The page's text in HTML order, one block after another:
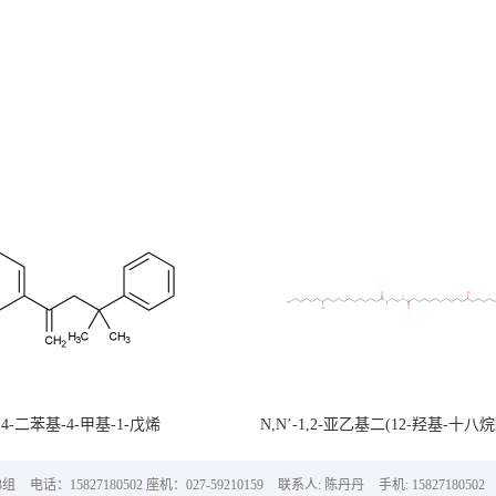
二苯基-4-甲基-1-戊烯 N,N’-1,2-亚乙基二(12-羟基-十八
电话：15827180502 座机：027-59210159 联系人: 陈丹丹 手机: 15827180502